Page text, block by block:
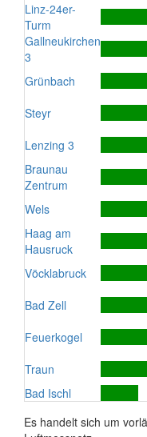
Linz-24er-
Turm
Gallneukirchen
3
Grünbach
Steyr
Lenzing 3
Braunau
Zentrum
Wels
Haag am
Hausruck
Vöcklabruck
Bad Zell
Feuerkogel
Traun
Bad Ischl
Es handelt sich um